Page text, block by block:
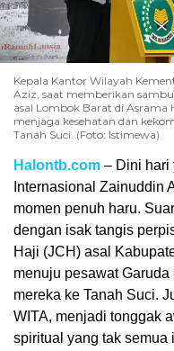
Kepala Kantor Wilayah
Aziz, saat memberikan
asal Lombok Barat di Asrama
menjaga kesehatan dan
Tanah Suci. (Foto: Istimewa)
Halontb.com – Dini hari
Internasional Zainuddin
momen penuh haru.
dengan isak tangis
Haji (JCH) asal
menuju pesawat
mereka ke Tanah Suci.
WITA, menjadi tonggak
spiritual yang tak semua